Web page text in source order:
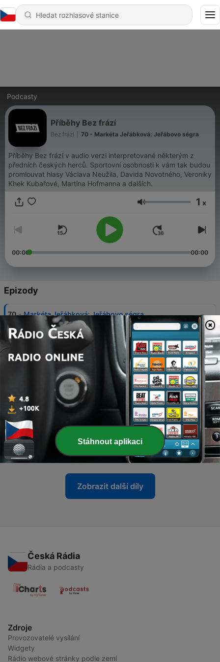
Podcasty
Příběhy Bez frází
Bez frází 70 - Markéta Jeřábková: Jeřábovo ségra
Příběhy Bez frází v audio verzi interpretované některým z
předních českých herců. Sportovní osobnosti k vám tak budou
promlouvat hlasy Václava Neužila, Davida Novotného, Veroniky
Khek Kubařové, Martina Hofmanna a dalších.
Hlasitost 1 x
00:00 00:00
Epizody
70 - Markéta Jeřábková: Jeřábovo ségra
20 čvc. 2026
69 Václav Prospal: Není cesta zpátky
23 čvn. 2026
Patrik Indra: Tady si stoupni, budeš hrát za nás
67 - Jan Kliment: Floutek
27 květen 2026
66 - Radek Smoleňák: Bavilo mě to
12 květen 2026
Zobrazit další díly
Česká Rádia
Rádia a podcasty
Zdroje
Provozovatelé vysílání
Widgety
Rádio webové stránky podle zemí
Stáhnout aplikaci